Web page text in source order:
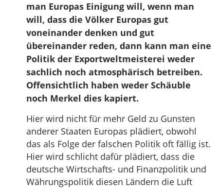
man Europas Einigung will, wenn man
will, dass die Völker Europas gut
voneinander denken und gut
übereinander reden, dann kann man eine
Politik der Exportweltmeisterei weder
sachlich noch atmosphärisch betreiben.
Offensichtlich haben weder Schäuble
noch Merkel dies kapiert.
Hier wird nicht für mehr Geld zu Gunsten
anderer Staaten Europas plädiert, obwohl
das als Folge der falschen Politik oft fällig ist.
Hier wird schlicht dafür plädiert, dass die
deutsche Wirtschafts- und Finanzpolitik und
Währungspolitik diesen Ländern die Luft